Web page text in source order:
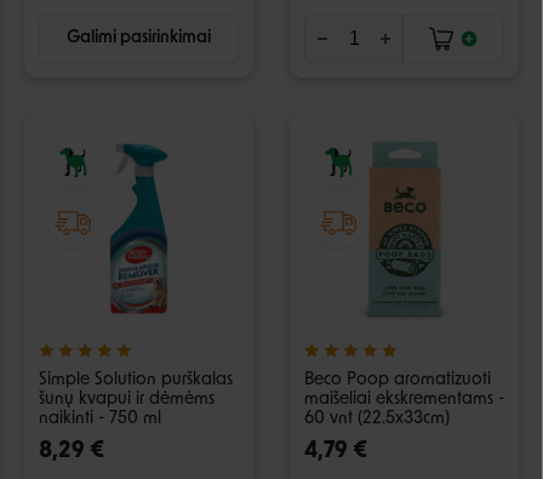
Galimi pasirinkimai
Simple Solution purškalas
šunų kvapui ir dėmėms
naikinti - 750 ml
8,29 €
Beco Poop aromatizuoti
maišeliai ekskrementams -
60 vnt (22.5x33cm)
4,79 €